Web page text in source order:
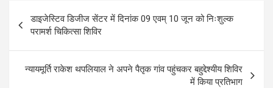
b
o
o
k
s
A
p
p
e
navigation
डाइजेस्टिव डिजीज सेंटर में दिनांक 09 एवम् 10 जून को निःशुल्क
परामर्श चिकित्सा शिविर
न्यायमूर्ति राकेश थपलियाल ने अपने पैतृक गांव पहुंचकर बहुद्देश्यीय शिविर
में किया प्रतिभाग